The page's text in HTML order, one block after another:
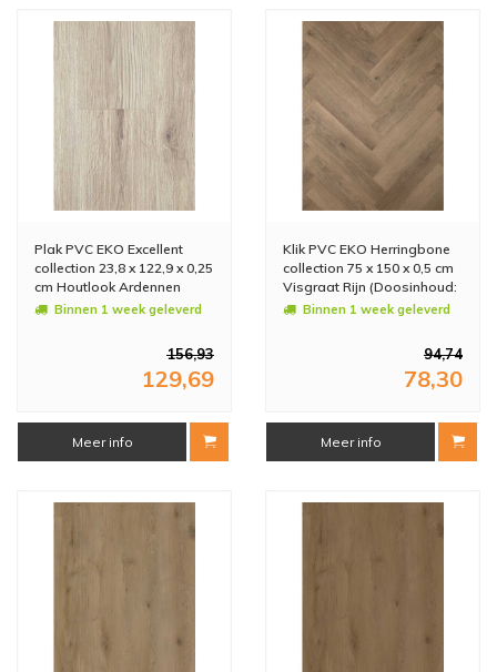
Plak PVC EKO Excellent
collection 23,8 x 122,9 x 0,25
cm Houtlook Ardennen
(Doosinhoud: 3,51 m2)
Binnen 1 week geleverd
156,93
129,69
Meer info
Klik PVC EKO Herringbone
collection 75 x 150 x 0,5 cm
Visgraat Rijn (Doosinhoud:
1,8 m2)
Binnen 1 week geleverd
94,74
78,30
Meer info